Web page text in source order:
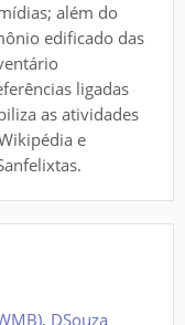
além do
edificado das
ligadas
as atividades
e
, DSouza